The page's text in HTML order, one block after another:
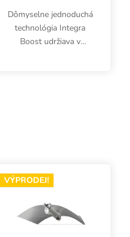
Dômyselne jednoduchá
technológia Integra
Boost udržiava v
VÝPRODEJ!